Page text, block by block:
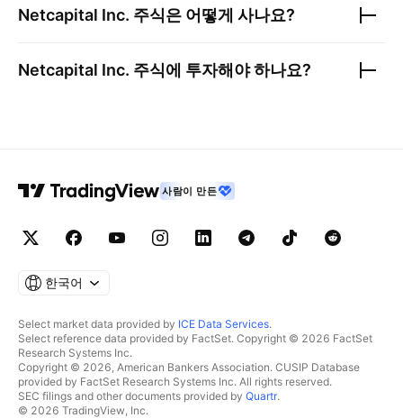
Netcapital Inc. 주식은 어떻게 사나요?
Netcapital Inc. 주식에 투자해야 하나요?
사람이 만든
한국어
Select market data provided by ICE Data Services.
Select reference data provided by FactSet. Copyright © 2026 FactSet
Research Systems Inc.
Copyright © 2026, American Bankers Association. CUSIP Database
provided by FactSet Research Systems Inc. All rights reserved.
SEC filings and other documents provided by Quartr.
© 2026 TradingView, Inc.